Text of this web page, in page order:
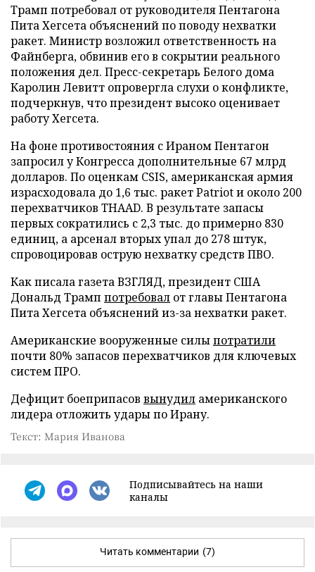
Трамп потребовал от руководителя Пентагона
Пита Хегсета объяснений по поводу нехватки
ракет. Министр возложил ответственность на
Файнберга, обвинив его в сокрытии реального
положения дел. Пресс-секретарь Белого дома
Каролин Левитт опровергла слухи о конфликте,
подчеркнув, что президент высоко оценивает
работу Хегсета.
На фоне противостояния с Ираном Пентагон
запросил у Конгресса дополнительные 67 млрд
долларов. По оценкам CSIS, американская армия
израсходовала до 1,6 тыс. ракет Patriot и около 200
перехватчиков THAAD. В результате запасы
первых сократились с 2,3 тыс. до примерно 830
единиц, а арсенал вторых упал до 278 штук,
спровоцировав острую нехватку средств ПВО.
Как писала газета ВЗГЛЯД, президент США
Дональд Трамп потребовал от главы Пентагона
Пита Хегсета объяснений из-за нехватки ракет.
Американские вооруженные силыпотратили
почти 80% запасов перехватчиков для ключевых
систем ПРО.
Дефицит боеприпасов вынудил американского
лидера отложить удары по Ирану.
Текст: Мария Иванова
Подписывайтесь на наши
каналы
Читать комментарии (7)